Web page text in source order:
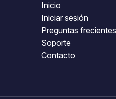
Inicio
Iniciar sesión
Preguntas frecientes
Soporte
Contacto